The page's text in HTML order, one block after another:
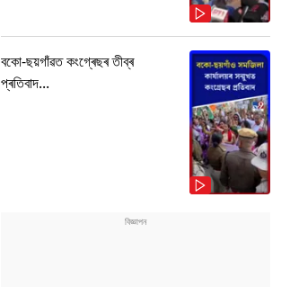
বকো-ছয়গাঁৱত কংগ্ৰেছৰ তীব্ৰ
প্ৰতিবাদ...